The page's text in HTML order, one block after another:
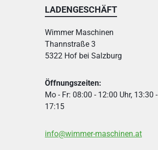
LADENGESCHÄFT
Wimmer Maschinen
Thannstraße 3
5322 Hof bei Salzburg
Öffnungszeiten:
Mo - Fr: 08:00 - 12:00 Uhr, 13:30 -
17:15
info@wimmer-maschinen.at